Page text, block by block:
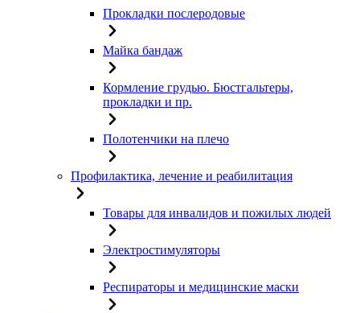
Прокладки послеродовые
Майка бандаж
Кормление грудью. Бюстгальтеры,
прокладки и пр.
Полотенчики на плечо
Профилактика, лечение и реабилитация
Товары для инвалидов и пожилых людей
Электростимуляторы
Респираторы и медицинские маски